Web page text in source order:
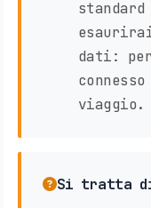
dati:
viaggio.
Si tratta di